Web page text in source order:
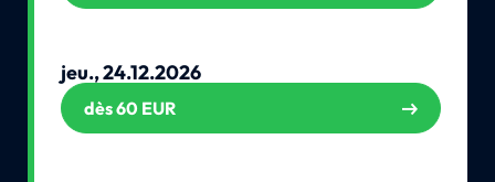
jeu., 24.12.2026
dès 60 EUR